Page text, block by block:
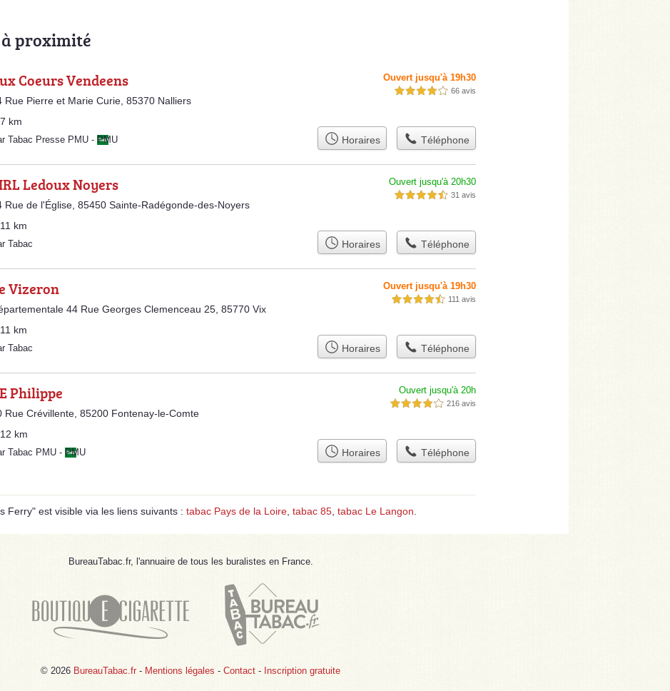
proximité
Coeurs Vendeens
Rue Pierre et Marie Curie, 85370 Nalliers
km
Ouvert jusqu'à 19h30
4,0 étoiles sur 5 66 avis
Tabac Presse PMU - PMU Horaires Téléphone
Ledoux Noyers
Rue de l'Église, 85450 Sainte-Radégonde-des-Noyers
km
Ouvert jusqu'à 20h30
4,5 étoiles sur 5 31 avis
Tabac Horaires Téléphone
Vizeron
44 Rue Georges Clemenceau 25, 85770 Vix
km
Ouvert jusqu'à 19h30
4,5 étoiles sur 5 111 avis
Tabac Horaires Téléphone
Philippe
Rue Crévillente, 85200 Fontenay-le-Comte
km
Ouvert jusqu'à 20h
4,0 étoiles sur 5 216 avis
Tabac PMU - PMU Horaires Téléphone
Ferry" est visible via les liens suivants : tabac Pays de la Loire tabac 85 tabac Le Langon
BureauTabac.fr, l'annuaire de tous les buralistes en France.
© 2026 BureauTabac.fr - Mentions légales - Contact - Inscription gratuite